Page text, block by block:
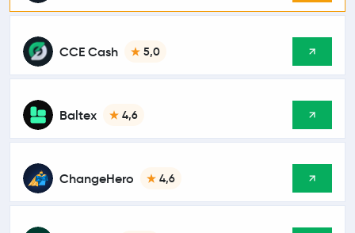
CCE Cash 5,0
Baltex 4,6
ChangeHero 4,6